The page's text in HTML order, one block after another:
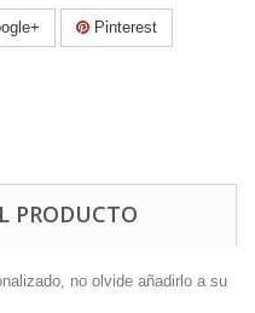
Pinterest
PRODUCTO
no olvide añadirlo a su